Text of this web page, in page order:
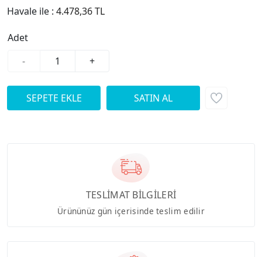
Havale ile : 4.478,36 TL
Adet
-
+
TESLİMAT BİLGİLERİ
Ürününüz gün içerisinde teslim edilir